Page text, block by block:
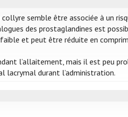
semble être associée à un
des prostaglandines est
et peut être réduite en
l’allaitement, mais il est peu
lacrymal durant l’administration.